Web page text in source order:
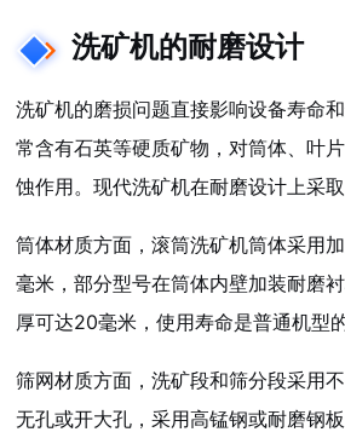
洗矿机的耐磨设计
洗矿机的磨损问题直接影响设备寿命
常含有石英等硬质矿物，对筒体、叶
蚀作用。现代洗矿机在耐磨设计上采取
筒体材质方面，滚筒洗矿机筒体采用
毫米，部分型号在筒体内壁加装耐磨
厚可达20毫米，使用寿命是普通机型
筛网材质方面，洗矿段和筛分段采用
无孔或开大孔，采用高锰钢或耐磨钢